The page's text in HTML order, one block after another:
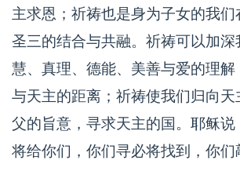
主求恩；祈祷也是身为子女的我
圣三的结合与共融。祈祷可以加深
慧、真理、德能、美善与爱的理解
与天主的距离；祈祷使我们归向天
父的旨意，寻求天主的国。耶稣说
将给你们，你们寻必将找到，你们